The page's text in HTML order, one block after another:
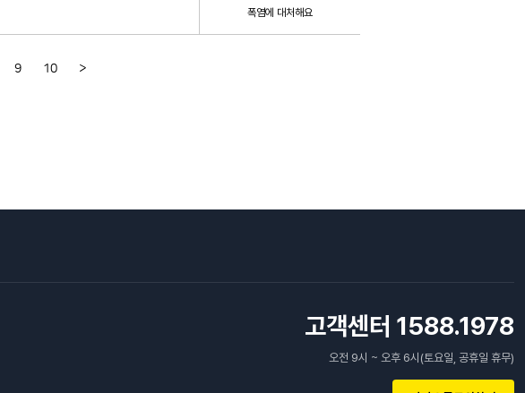
폭염에 대처해요
9 10 >
고객센터 1588.1978
오전 9시 ~ 오후 6시(토요일, 공휴일 휴무)